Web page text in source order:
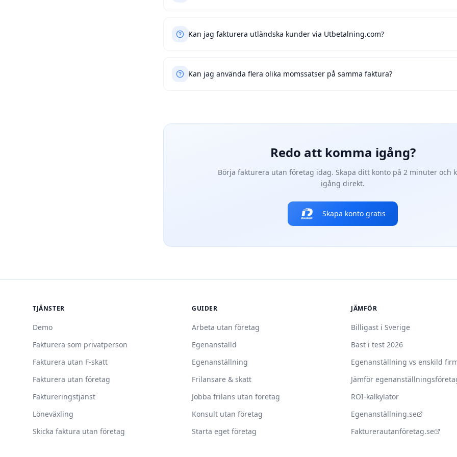
Kan jag fakturera utländska kunder via Utbetalning.com?
Kan jag använda flera olika momssatser på samma faktura?
Redo att komma igång?
Börja fakturera utan företag idag. Skapa ditt konto på 2 minuter och
igång direkt.
Skapa konto gratis
TJÄNSTER
Demo
Fakturera som privatperson
Fakturera utan F-skatt
Fakturera utan företag
Faktureringstjänst
Löneväxling
Skicka faktura utan företag
GUIDER
Arbeta utan företag
Egenanställd
Egenanställning
Frilansare & skatt
Jobba frilans utan företag
Konsult utan företag
Starta eget företag
JÄMFÖR
Billigast i Sverige
Bäst i test 2026
Egenanställning vs enskild
Jämför
ROI-kalkylator
Egenanställning.se
Fakturerautanföretag.se